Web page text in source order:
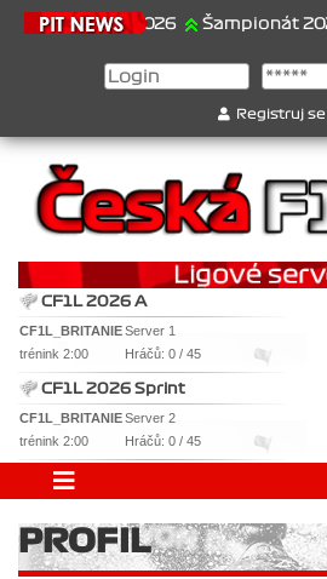
21.6.2026 Šampionát
Registruj se
CF1L 2026 A
CF1L_BRITANIEServer 1
trénink 2:00
Hráčů: 0 / 45
CF1L 2026 Sprint
CF1L_BRITANIEServer 2
trénink 2:00
Hráčů: 0 / 45
PROFIL